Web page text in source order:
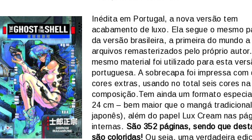
Inédita em Portugal, a nova versão tem
acabamento de luxo. Ela segue o mesmo
da versão brasileira, a primeira do mundo a
arquivos remasterizados pelo próprio
mesmo material foi utilizado para esta
portuguesa. A sobrecapa foi impressa com
cores extras, usando no total seis cores na
composição.Tem ainda um formato
24 cm – bem maior que o mangá tradicional
japonês), além do papel Lux Cream nas
internas. São 352 páginas, sendo que
são coloridas! Ou seja, uma verdadeira